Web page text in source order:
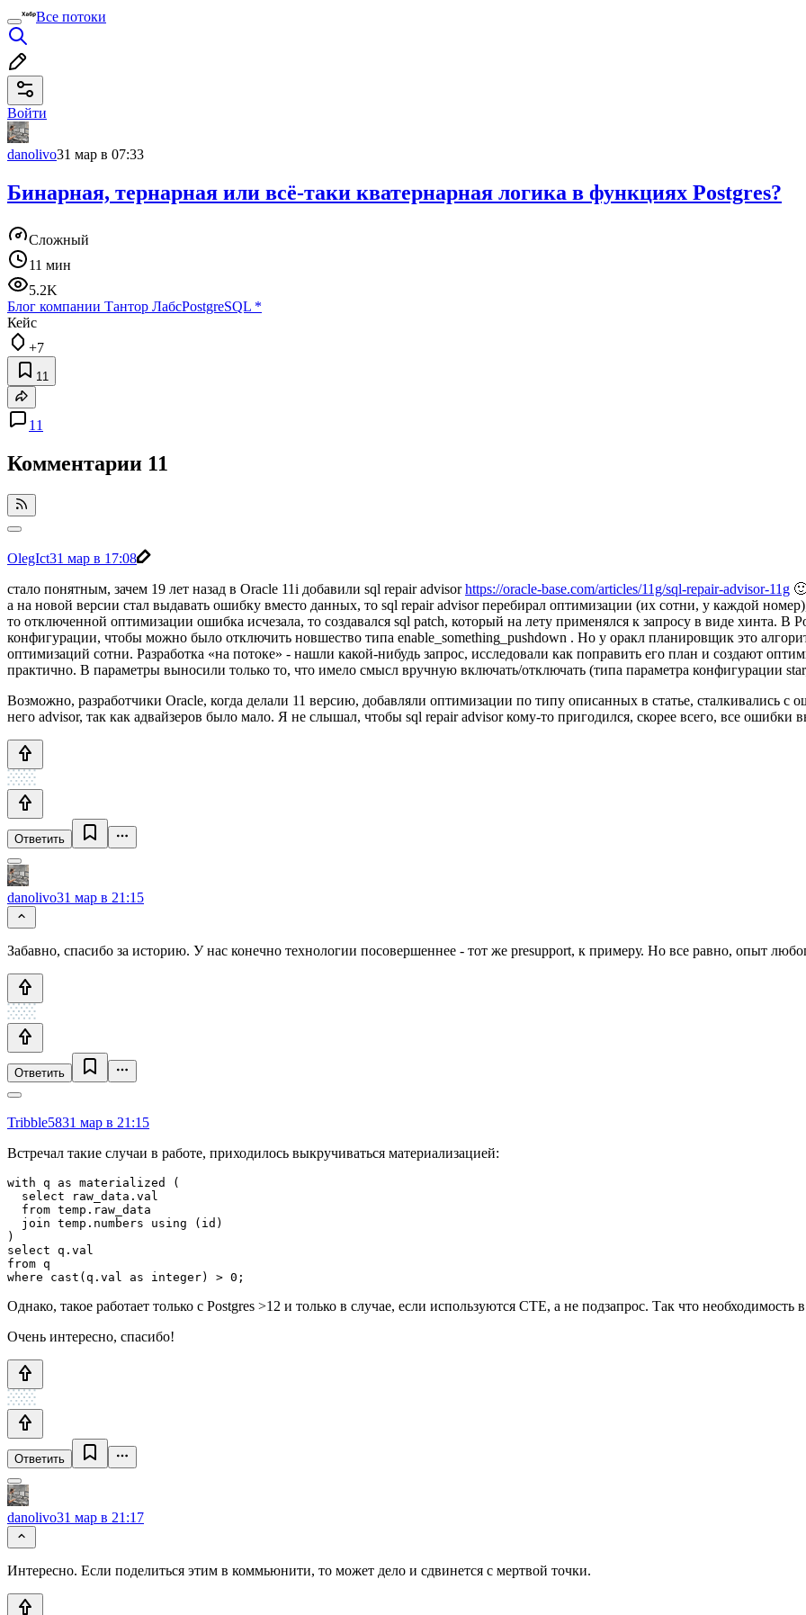
Все потоки
Войти
danolivo31 мар в 07:33
Бинарная, тернарная или всё-таки кватернарная логика в функциях Postgres?
Сложный
11 мин
5.2K
Блог компании Тантор ЛабсPostgreSQL *
Кейс
+7
11
11
Комментарии 11
OlegIct31 мар в 17:08
стало понятным, зачем 19 лет назад в Oracle 11i добавили sql repair advisorhttps://oracle-base.com/articles/11g/sql-repair-advisor-11g
а на новой версии стал выдавать ошибку вместо данных, то sql repair advisor перебирал оптимизации (их сотни, у каждой
то отключенной оптимизации ошибка исчезала, то создавался sql patch, который на лету применялся к запросу в виде хинта.
конфигурации, чтобы можно было отключить новшество типа enable_something_pushdown . Но у оракл планировщик это
оптимизаций сотни. Разработка «на потоке» - нашли какой-нибудь запрос, исследовали как поправить его план и создают
практично. В параметры выносили только то, что имело смысл вручную включать/отключать (типа параметра конфигурации
Возможно, разработчики Oracle, когда делали 11 версию, добавляли оптимизации по типу описанных в статье, сталкивались
него advisor, так как адвайзеров было мало. Я не слышал, чтобы sql repair advisor кому-то пригодился, скорее всего, все ошибки
Ответить
danolivo31 мар в 21:15
Забавно, спасибо за историю. У нас конечно технологии посовершеннее - тот же presupport, к примеру. Но все равно, опыт
Ответить
Tribble5831 мар в 21:15
Встречал такие случаи в работе, приходилось выкручиваться материализацией:
with q as materialized (
  select raw_data.val
  from temp.raw_data
  join temp.numbers using (id)
)
select q.val
from q
where cast(q.val as integer) > 0;
Однако, такое работает только с Postgres >12 и только в случае, если используются CTE, а не подзапрос. Так что необходимость
Очень интересно, спасибо!
Ответить
danolivo31 мар в 21:17
Интересно. Если поделиться этим в коммьюнити, то может дело и сдвинется с мертвой точки.